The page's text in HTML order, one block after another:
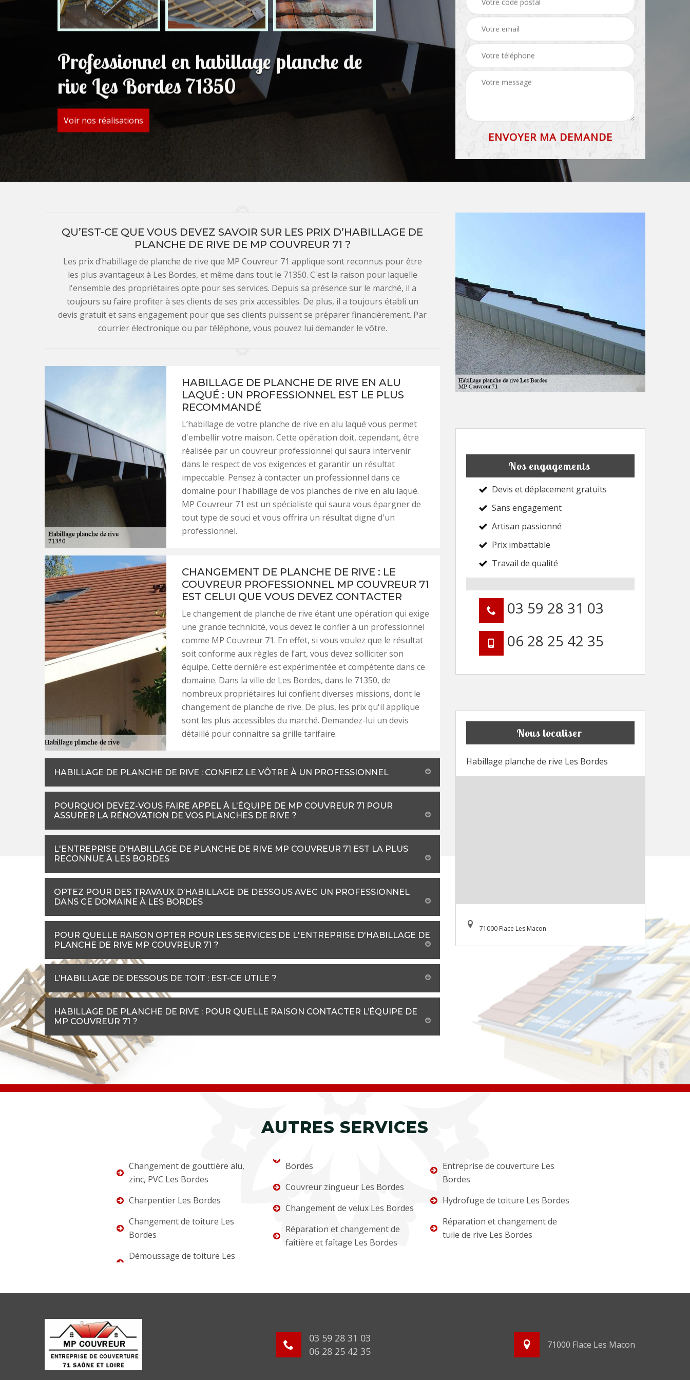
Professionnel en habillage planche de
rive Les Bordes 71350
Voir nos réalisations
QU’EST-CE QUE VOUS DEVEZ SAVOIR SUR LES PRIX D’HABILLAGE DE
PLANCHE DE RIVE DE MP COUVREUR 71 ?
Les prix d’habillage de planche de rive que MP Couvreur 71 applique sont reconnus pour être
les plus avantageux à Les Bordes, et même dans tout le 71350. C'est la raison pour laquelle
l'ensemble des propriétaires opte pour ses services. Depuis sa présence sur le marché, il a
toujours su faire profiter à ses clients de ses prix accessibles. De plus, il a toujours établi un
devis gratuit et sans engagement pour que ses clients puissent se préparer financièrement. Par
courrier électronique ou par téléphone, vous pouvez lui demander le vôtre.
HABILLAGE DE PLANCHE DE RIVE EN ALU
LAQUÉ : UN PROFESSIONNEL EST LE PLUS
RECOMMANDÉ
L’habillage de votre planche de rive en alu laqué vous permet
d'embellir votre maison. Cette opération doit, cependant, être
réalisée par un couvreur professionnel qui saura intervenir
dans le respect de vos exigences et garantir un résultat
impeccable. Pensez à contacter un professionnel dans ce
domaine pour l'habillage de vos planches de rive en alu laqué.
MP Couvreur 71 est un spécialiste qui saura vous épargner de
tout type de souci et vous offrira un résultat digne d'un
professionnel.
CHANGEMENT DE PLANCHE DE RIVE : LE
COUVREUR PROFESSIONNEL MP COUVREUR 71
EST CELUI QUE VOUS DEVEZ CONTACTER
Le changement de planche de rive étant une opération qui exige
une grande technicité, vous devez le confier à un professionnel
comme MP Couvreur 71. En effet, si vous voulez que le résultat
soit conforme aux règles de l’art, vous devez solliciter son
équipe. Cette dernière est expérimentée et compétente dans ce
domaine. Dans la ville de Les Bordes, dans le 71350, de
nombreux propriétaires lui confient diverses missions, dont le
changement de planche de rive. De plus, les prix qu'il applique
sont les plus accessibles du marché. Demandez-lui un devis
détaillé pour connaitre sa grille tarifaire.
HABILLAGE DE PLANCHE DE RIVE : CONFIEZ LE VÔTRE À UN PROFESSIONNEL
POURQUOI DEVEZ-VOUS FAIRE APPEL À L’ÉQUIPE DE MP COUVREUR 71 POUR
ASSURER LA RÉNOVATION DE VOS PLANCHES DE RIVE ?
L'ENTREPRISE D'HABILLAGE DE PLANCHE DE RIVE MP COUVREUR 71 EST LA PLUS
RECONNUE À LES BORDES
OPTEZ POUR DES TRAVAUX D’HABILLAGE DE DESSOUS AVEC UN PROFESSIONNEL
DANS CE DOMAINE À LES BORDES
POUR QUELLE RAISON OPTER POUR LES SERVICES DE L'ENTREPRISE D'HABILLAGE DE
PLANCHE DE RIVE MP COUVREUR 71 ?
L’HABILLAGE DE DESSOUS DE TOIT : EST-CE UTILE ?
HABILLAGE DE PLANCHE DE RIVE : POUR QUELLE RAISON CONTACTER L’ÉQUIPE DE
MP COUVREUR 71 ?
Nos engagements
Devis et déplacement gratuits
Sans engagement
Artisan passionné
Prix imbattable
Travail de qualité
03 59 28 31 03
06 28 25 42 35
Nous localiser
Habillage planche de rive Les Bordes
71000 Flace Les Macon
AUTRES SERVICES
Changement de gouttière alu,
zinc, PVC Les Bordes
Charpentier Les Bordes
Changement de toiture Les
Bordes
Démoussage de toiture Les
Bordes
Couvreur zingueur Les Bordes
Changement de velux Les Bordes
Réparation et changement de
faîtière et faîtage Les Bordes
Entreprise de couverture Les
Bordes
Hydrofuge de toiture Les Bordes
Réparation et changement de
tuile de rive Les Bordes
03 59 28 31 03
06 28 25 42 35
71000 Flace Les Macon